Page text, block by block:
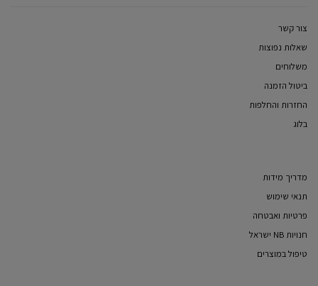
צור קשר
שאלות נפוצות
משלוחים
ביטול הזמנה
החזרות והחלפות
בלוג
מדריך מידות
תנאי שימוש
פרטיות ואבטחה
חנויות NB ישראל
טיפול במוצרים